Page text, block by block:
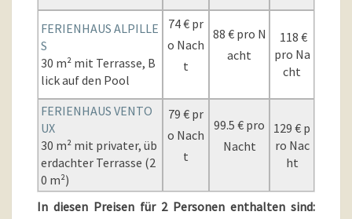
FERIENHAUS ALPILLE
S
30 m² mit Terrasse, B
lick auf den Pool
74 € pr
o Nach
t
88 € pro N
acht
118 €
pro Na
cht
FERIENHAUS VENTO
UX
30 m² mit privater, üb
erdachter Terrasse (2
0 m²)
79 € pr
o Nach
t
99.5 € pro
Nacht
129 € p
ro Nac
ht
In diesen Preisen für 2 Personen enthalten sind: